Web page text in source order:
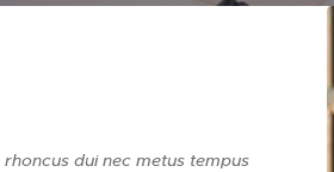
dui nec metus tempus